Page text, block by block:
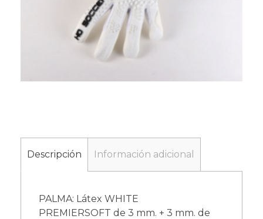
Descripción Información adicional
PALMA: Látex WHITE
PREMIERSOFT de 3 mm. + 3 mm. de